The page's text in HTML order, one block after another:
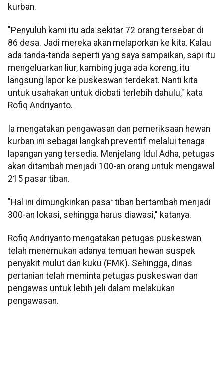
kurban.
"Penyuluh kami itu ada sekitar 72 orang tersebar di
86 desa. Jadi mereka akan melaporkan ke kita. Kalau
ada tanda-tanda seperti yang saya sampaikan, sapi itu
mengeluarkan liur, kambing juga ada koreng, itu
langsung lapor ke puskeswan terdekat. Nanti kita
untuk usahakan untuk diobati terlebih dahulu," kata
Rofiq Andriyanto.
Ia mengatakan pengawasan dan pemeriksaan hewan
kurban ini sebagai langkah preventif melalui tenaga
lapangan yang tersedia. Menjelang Idul Adha, petugas
akan ditambah menjadi 100-an orang untuk mengawal
215 pasar tiban.
"Hal ini dimungkinkan pasar tiban bertambah menjadi
300-an lokasi, sehingga harus diawasi," katanya.
Rofiq Andriyanto mengatakan petugas puskeswan
telah menemukan adanya temuan hewan suspek
penyakit mulut dan kuku (PMK). Sehingga, dinas
pertanian telah meminta petugas puskeswan dan
pengawas untuk lebih jeli dalam melakukan
pengawasan.